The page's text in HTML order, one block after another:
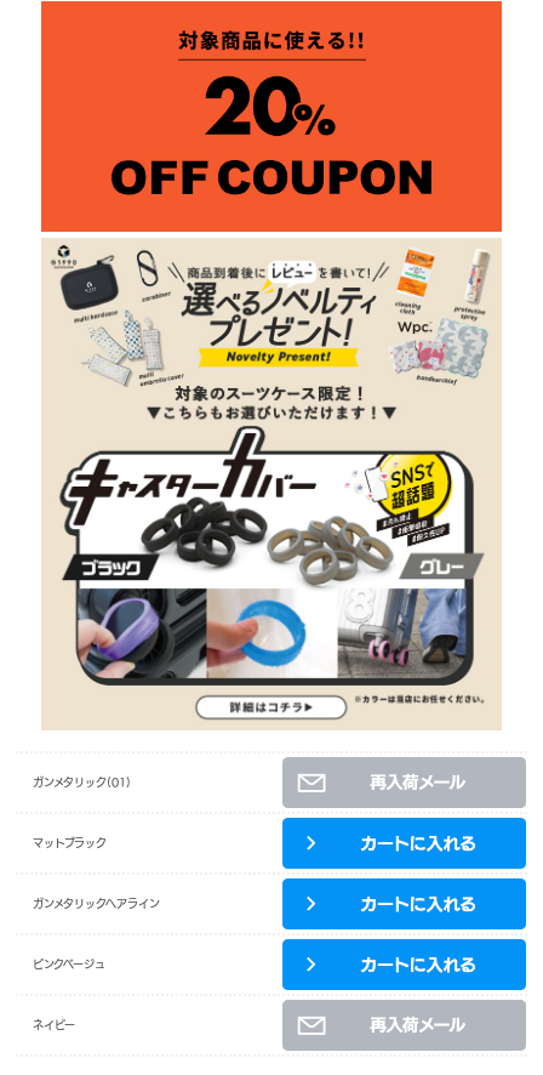
ガンメタリック(01)
マットブラック
ガンメタリックヘアライン
ピンクベージュ
ネイビー